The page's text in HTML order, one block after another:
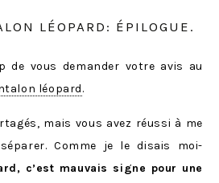
LÉOPARD: ÉPILOGUE.
de vous demander votre avis au
léopard.
mais vous avez réussi à me
Comme je le disais moi-
c’est mauvais signe pour une